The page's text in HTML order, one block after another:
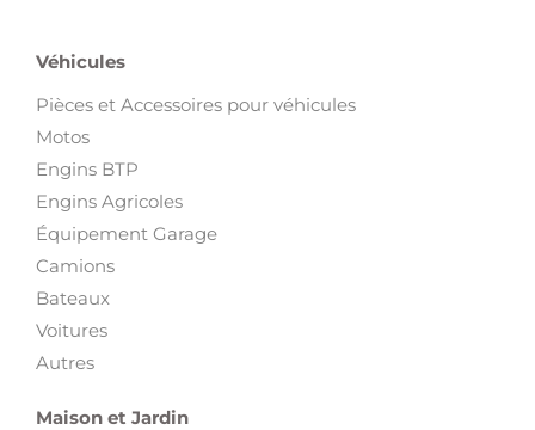
Véhicules
Pièces et Accessoires pour véhicules
Motos
Engins BTP
Engins Agricoles
Équipement Garage
Camions
Bateaux
Voitures
Autres
Maison et Jardin